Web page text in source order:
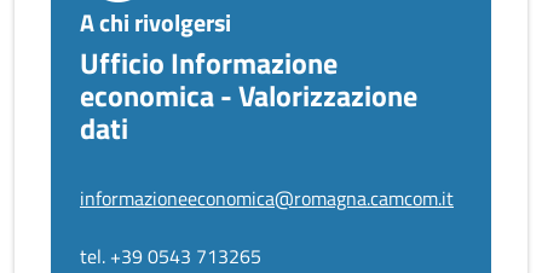
A chi rivolgersi
Ufficio Informazione
economica - Valorizzazione
dati
informazioneeconomica@romagna.camcom.it
tel. +39 0543 713265